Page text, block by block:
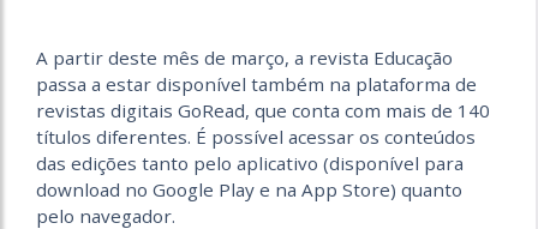
A partir deste mês de março, a revista Educação
passa a estar disponível também na plataforma de
revistas digitais GoRead, que conta com mais de 140
títulos diferentes. É possível acessar os conteúdos
das edições tanto pelo aplicativo (disponível para
download no Google Play e na App Store) quanto
pelo navegador.